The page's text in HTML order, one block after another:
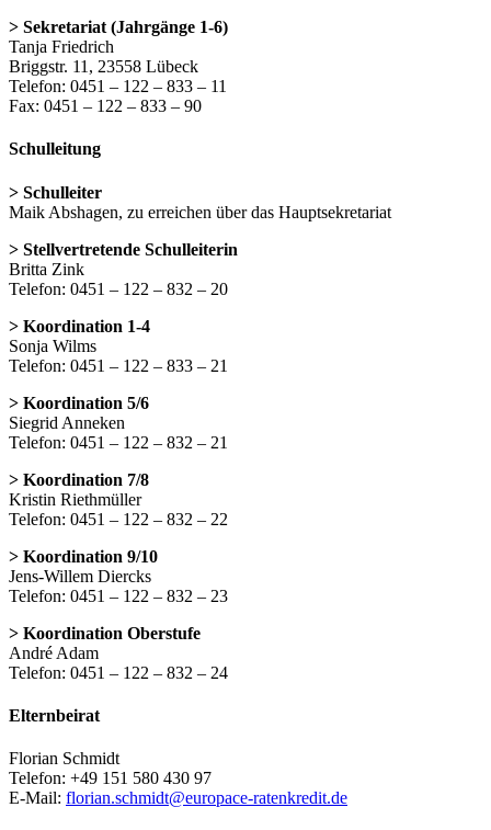
> Sekretariat (Jahrgänge 1-6)
Tanja Friedrich
Briggstr. 11, 23558 Lübeck
Telefon: 0451 – 122 – 833 – 11
Fax: 0451 – 122 – 833 – 90
Schulleitung
> Schulleiter
Maik Abshagen, zu erreichen über das Hauptsekretariat
> Stellvertretende Schulleiterin
Britta Zink
Telefon: 0451 – 122 – 832 – 20
> Koordination 1-4
Sonja Wilms
Telefon: 0451 – 122 – 833 – 21
> Koordination 5/6
Siegrid Anneken
Telefon: 0451 – 122 – 832 – 21
> Koordination 7/8
Kristin Riethmüller
Telefon: 0451 – 122 – 832 – 22
> Koordination 9/10
Jens-Willem Diercks
Telefon: 0451 – 122 – 832 – 23
> Koordination Oberstufe
André Adam
Telefon: 0451 – 122 – 832 – 24
Elternbeirat
Florian Schmidt
Telefon: +49 151 580 430 97
E-Mail: florian.schmidt@europace-ratenkredit.de